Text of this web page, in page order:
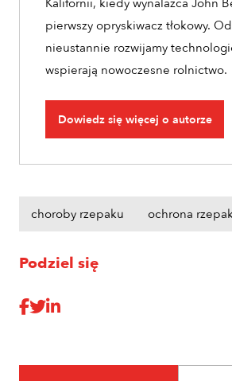
pierwszy opryskiwacz tłokowy.
nieustannie rozwijamy
wspierają nowoczesne rolnictwo.
Dowiedz się więcej o autorze
choroby rzepaku ochrona
Podziel się